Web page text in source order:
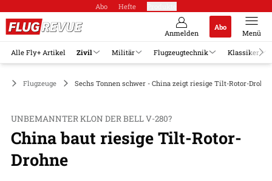
Abo Hefte
Anmelden
Abo
Menü
Alle Fly+ Artikel Zivil Militär Flugzeugtechnik Klassiker
Flugzeuge Sechs Tonnen schwer - China zeigt riesige Tilt-Rotor-Drohne
UNBEMANNTER KLON DER BELL V-280?
China baut riesige Tilt-Rotor-
Drohne